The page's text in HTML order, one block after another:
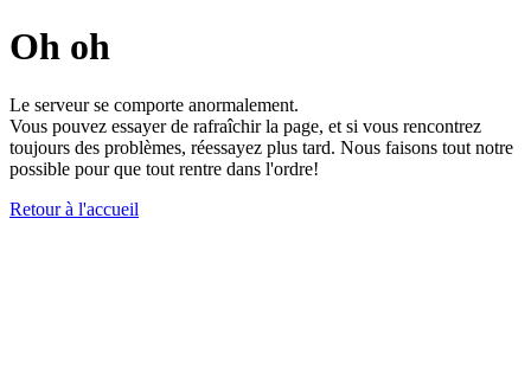
Oh oh
Le serveur se comporte anormalement.
Vous pouvez essayer de rafraîchir la page, et si vous rencontrez
toujours des problèmes, réessayez plus tard. Nous faisons tout notre
possible pour que tout rentre dans l'ordre!
Retour à l'accueil